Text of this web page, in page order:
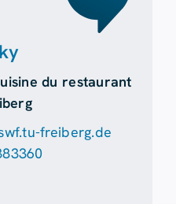
du restaurant
freiberg.de